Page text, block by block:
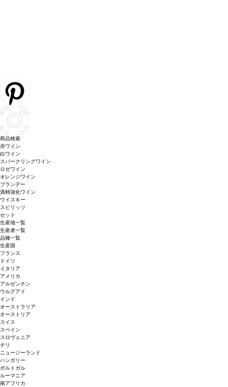
商品検索
赤ワイン
白ワイン
スパークリングワイン
ロゼワイン
オレンジワイン
ブランデー
酒精強化ワイン
ウイスキー
スピリッツ
セット
生産地一覧
生産者一覧
品種一覧
生産国
フランス
ドイツ
イタリア
アメリカ
アルゼンチン
ウルグアイ
インド
オーストラリア
オーストリア
スイス
スペイン
スロヴェニア
チリ
ニュージーランド
ハンガリー
ポルトガル
ルーマニア
南アフリカ